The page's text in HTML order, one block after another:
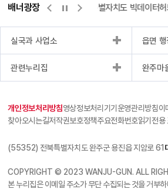
배너광장
터 위택스 전북특별자치도 빅데이터
실국과 사업소 읍면
관련누리집 완주마
개인정보처리방침영상정보처리기기운영관리방침이
찾아오시는길저작권보호정책주요전화번호읽기전용
(55352) 전북특별자치도 완주군 용진읍 지암로 61
COPYRIGHT © 2023 WANJU-GUN. ALL
본 누리집은 이메일 주소가 무단 수집되는 것을 거부